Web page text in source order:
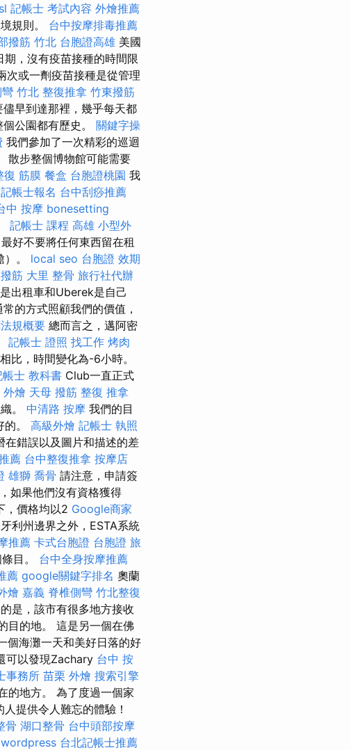
記帳士 考試內容 外燴推薦
規則。 台中按摩排毒推薦
撥筋 竹北 台胞證高雄 美國
，沒有疫苗接種的時間限
次或一劑疫苗接種是從管理
竹北 整復推拿 竹東撥筋
儘早到達那裡，幾乎每天都
公園都有歷史。 關鍵字操
我們參加了一次精彩的巡迴
散步整個博物館可能需要
復 筋膜 餐盒 台胞證桃園 我
記帳士報名 台中刮痧推薦
中 按摩 bonesetting
記帳士 課程 高雄 小型外
好不要將任何東西留在租
。 local seo 台胞證 效期
筋 大里 整骨 旅行社代辦
出租車和Uberek是自己
的方式照顧我們的價值，
規概要 總而言之，邁阿密
記帳士 證照 找工作 烤肉
比，時間變化為-6小時。
帳士 教科書 Club一直正式
外燴 天母 撥筋 整復 推拿
。 中清路 按摩 我們的目
。 高級外燴 記帳士 執照
在錯誤以及圖片和描述的差
薦 台中整復推拿 按摩店
雄獅 喬骨 請注意，申請簽
如果他們沒有資格獲得
，價格均以2 Google商家
利州邊界之外，ESTA系統
推薦 卡式台胞證 台胞證 旅
目。 台中全身按摩推薦
薦 google關鍵字排名 奧蘭
燴 嘉義 脊椎側彎 竹北整復
是，該市有很多地方接收
目的地。 這是另一個在佛
個海灘一天和美好日落的好
可以發現Zachary 台中 按
事務所 苗栗 外燴 搜索引擎
的地方。 為了度過一個家
提供令人難忘的體驗！
骨 湖口整骨 台中頭部按摩
wordpress 台北記帳士推薦